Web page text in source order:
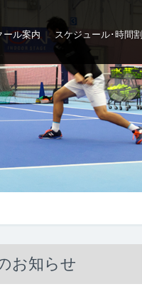
ール案内 スケジュール･時間割
お知らせ